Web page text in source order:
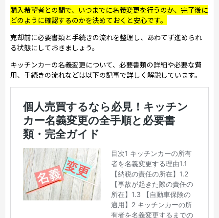
購入希望者との間で、いつまでに名義変更を行うのか、完了後に
どのように確認するのかを決めておくと安心です。
売却前に必要書類と手続きの流れを整理し、あわてず進められ
る状態にしておきましょう。
キッチンカーの名義変更について、必要書類の詳細や必要な費
用、手続きの流れなどは以下の記事で詳しく解説しています。